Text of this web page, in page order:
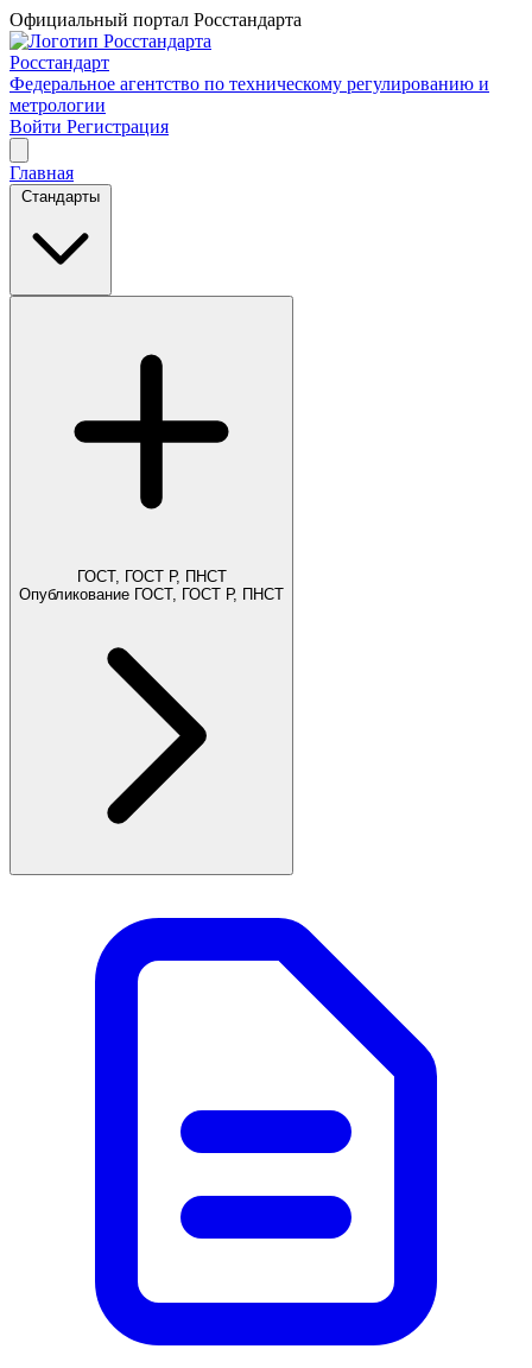
Официальный портал Росстандарта
Росстандарт
Федеральное агентство по техническому регулированию и
метрологии
Войти Регистрация
Главная
Стандарты
ГОСТ, ГОСТ Р, ПНСТ
Опубликование ГОСТ, ГОСТ Р, ПНСТ